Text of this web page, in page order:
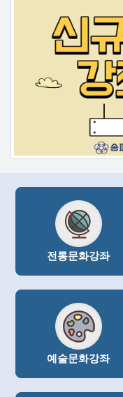
전통문화강좌
예술문화강좌